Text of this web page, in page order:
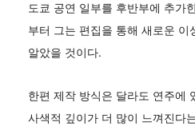
도쿄 공연 일부를 후반부에 추가
부터 그는 편집을 통해 새로운 이
알았을 것이다.
한편 제작 방식은 달라도 연주에
사색적 깊이가 더 많이 느껴진다